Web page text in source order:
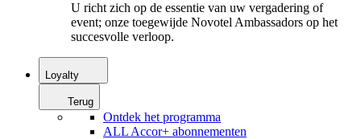
U richt zich op de essentie van uw vergadering of
event; onze toegewijde Novotel Ambassadors op het
succesvolle verloop.
Loyalty
Terug
Ontdek het programma
ALL Accor+ abonnementen